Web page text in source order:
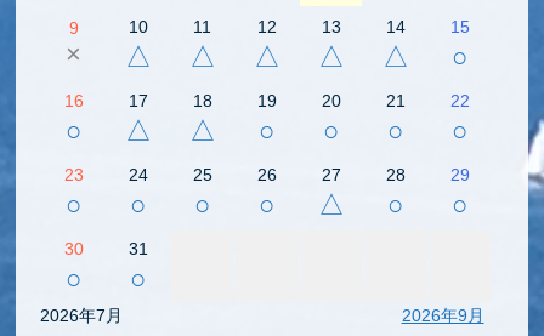
9
×
10
△
11
△
12
△
13
△
14
△
15
○
16
○
17
△
18
△
19
○
20
○
21
○
22
○
23
○
24
○
25
○
26
○
27
△
28
○
29
○
30
○
31
○
2026年7月 2026年9月